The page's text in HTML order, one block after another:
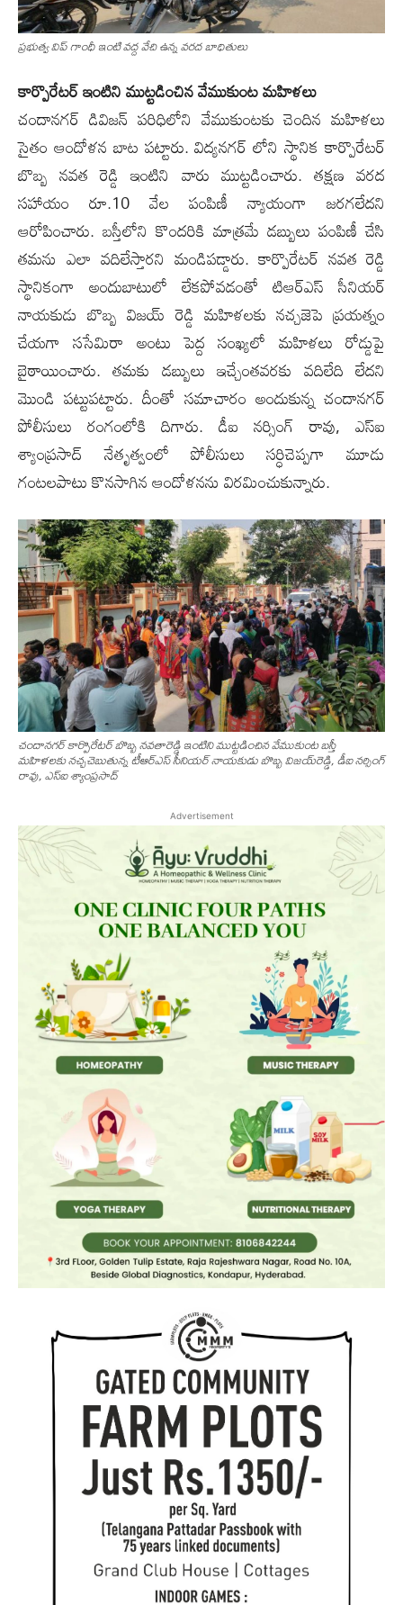
ప్ర‌భుత్వ విప్ గాంధీ ఇంటి వ‌ద్ద వేచి ఉన్న వ‌ర‌ద బాధితులు
కార్పొరేటర్ ఇంటిని ముట్టడించిన వేముకుంట మహిళలు
చందానగర్ డివిజన్ పరిధిలోని వేముకుంటకు చెందిన మహిళలు
సైతం ఆందోళన బాట పట్టారు. విద్యనగర్ లోని స్థానిక కార్పొరేటర్
బొబ్బ నవత రెడ్డి ఇంటిని వారు ముట్టడించారు. తక్షణ వరద
సహాయం రూ.10 వేల పంపిణీ న్యాయంగా జరగలేదని
ఆరోపించారు. బస్తీలోని కొందరికి మాత్రమే డబ్బులు పంపిణీ చేసి
తమను ఎలా వదిలేస్తారని మండిపడ్డారు. కార్పొరేటర్ నవత రెడ్డి
స్థానికంగా అందుబాటులో లేకపోవడంతో టిఆర్ఎస్ సీనియర్
నాయకుడు బొబ్బ విజయ్ రెడ్డి మహిళలకు నచ్చజెపె ప్రయత్నం
చేయగా ససేమిరా అంటు పెద్ద సంఖ్యలో మహిళలు రోడ్డుపై
బైఠాయించారు. తమకు డబ్బులు ఇచ్చేంతవరకు వదిలేది లేదని
మొండి పట్టుపట్టారు. దీంతో సమాచారం అందుకున్న చందానగర్
పోలీసులు రంగంలోకి దిగారు. డీఐ నర్సింగ్ రావు, ఎస్ఐ
శ్యాంప్రసాద్ నేతృత్వంలో పోలీసులు సర్ధిచెప్పగా మూడు
గంటలపాటు కొనసాగిన ఆందోళనను విరమించుకున్నారు.
చందాన‌గ‌ర్ కార్పొరేట‌ర్ బొబ్బ న‌వ‌తారెడ్డి ఇంటిని ముట్ట‌డించిన వేముకుంట బ‌స్తీ
మ‌హిళ‌ల‌కు న‌చ్చ‌చెబుతున్న టీఆర్ఎస్ సీనియ‌ర్ నాయ‌కుడు బొబ్బ విజ‌య్‌రెడ్డి, డీఐ న‌ర్సింగ్
రావు, ఎస్ఐ శ్యాంప్ర‌సాద్‌
Advertisement